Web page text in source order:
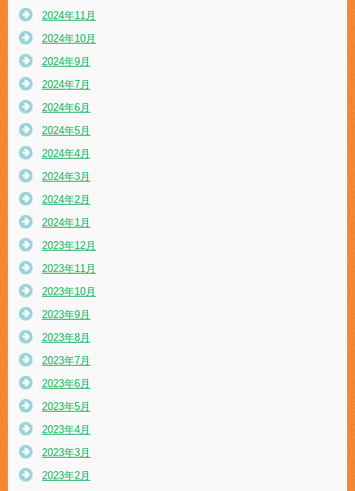
2024年11月
2024年10月
2024年9月
2024年7月
2024年6月
2024年5月
2024年4月
2024年3月
2024年2月
2024年1月
2023年12月
2023年11月
2023年10月
2023年9月
2023年8月
2023年7月
2023年6月
2023年5月
2023年4月
2023年3月
2023年2月